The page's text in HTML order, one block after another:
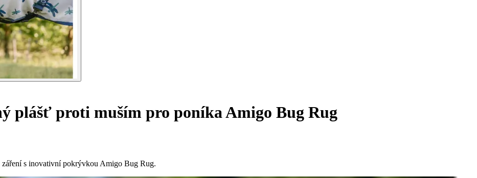
plášť proti muším pro poníka Amigo Bug Rug
s inovativní pokrývkou Amigo Bug Rug.